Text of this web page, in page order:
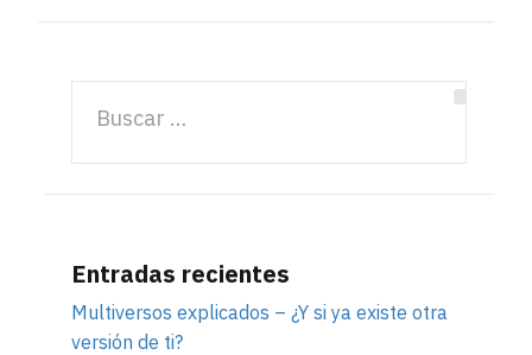
Entradas recientes
Multiversos explicados – ¿Y si ya existe otra
versión de ti?